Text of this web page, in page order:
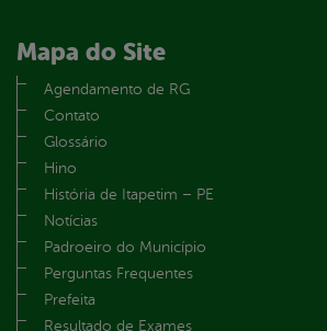
Mapa do Site
Agendamento de RG
Contato
Glossário
Hino
História de Itapetim – PE
Notícias
Padroeiro do Município
Perguntas Frequentes
Prefeita
Resultado de Exames